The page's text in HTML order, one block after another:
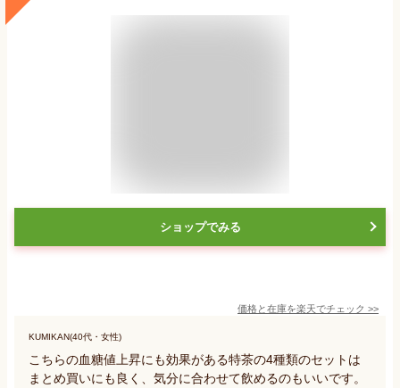
ショップでみる
価格と在庫を楽天でチェック >>
KUMIKAN(40代・女性)
こちらの血糖値上昇にも効果がある特茶の4種類のセットは
まとめ買いにも良く、気分に合わせて飲めるのもいいです。